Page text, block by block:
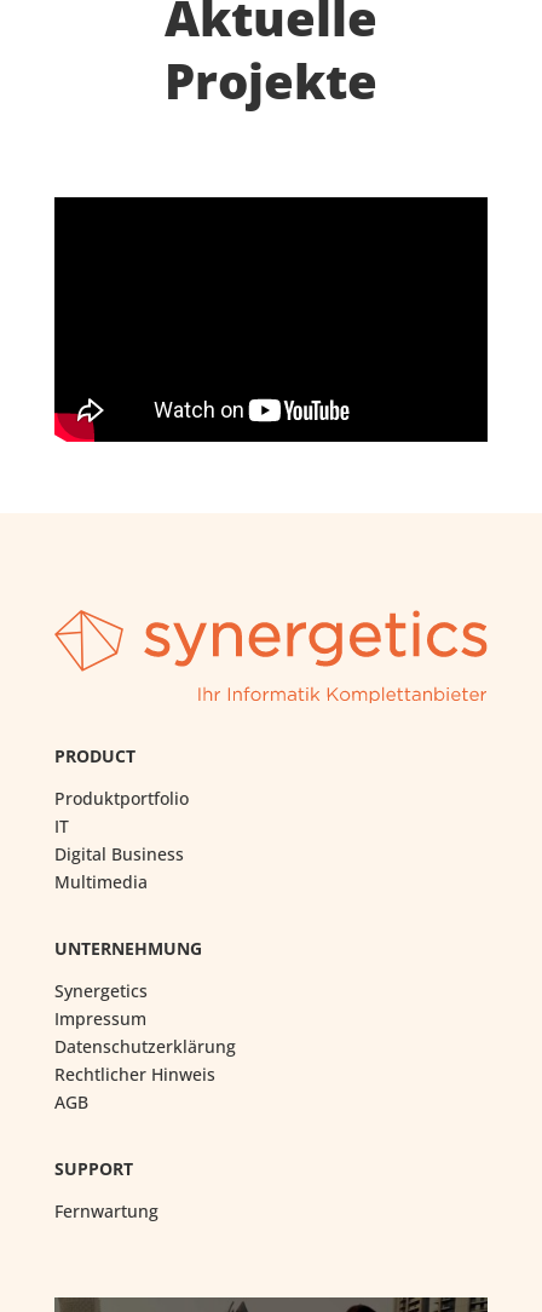
Aktuelle
Projekte
PRODUCT
Produktportfolio
IT
Digital Business
Multimedia
UNTERNEHMUNG
Synergetics
Impressum
Datenschutzerklärung
Rechtlicher Hinweis
AGB
SUPPORT
Fernwartung